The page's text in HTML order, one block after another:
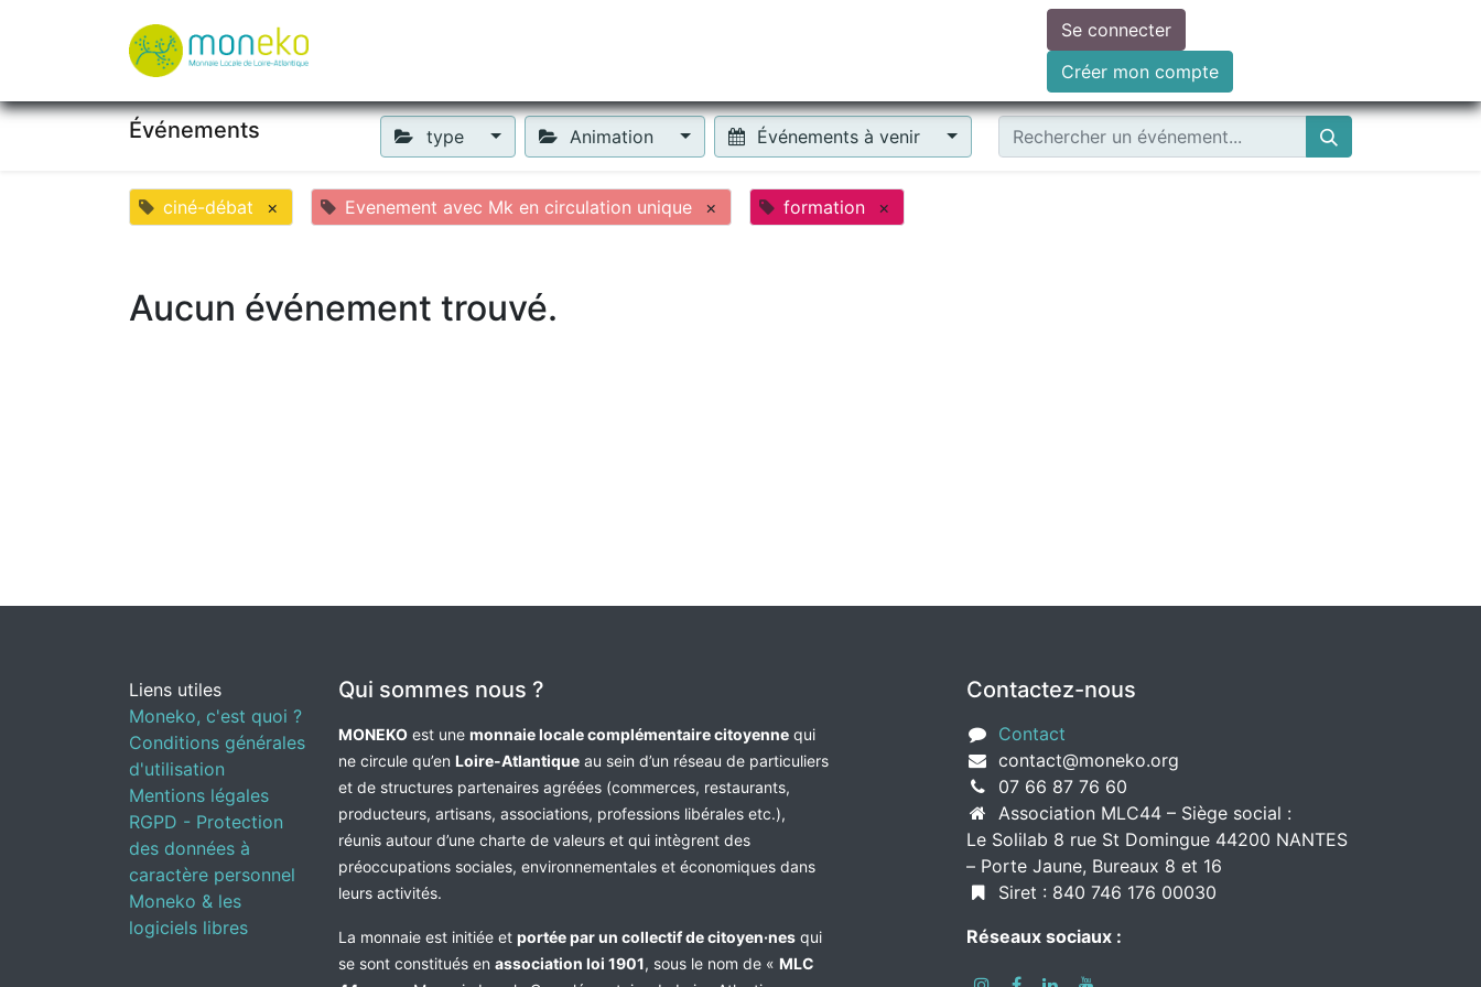
Faire un don
Se connecter
Créer mon compte
Événements type Animation Événements à venir
ciné-débat × Evenement avec Mk en circulation unique × formation ×
Aucun événement trouvé.
Liens utiles
Moneko, c'est quoi ?
Conditions générales
d'utilisation
Mentions légales
RGPD - Protection
des données à
caractère personnel
Moneko & les
logiciels libres
Qui sommes nous ?
MONEKO est une monnaie locale complémentaire citoyenne qui
ne circule qu’en Loire-Atlantique au sein d’un réseau de particuliers
et de structures partenaires agréées (commerces, restaurants,
producteurs, artisans, associations, professions libérales etc.),
réunis autour d’une charte de valeurs et qui intègrent des
préoccupations sociales, environnementales et économiques dans
leurs activités.
La monnaie est initiée et portée par un collectif de citoyen·nes qui
se sont constitués en association loi 1901, sous le nom de « MLC
Contactez-nous
Contact
contact@moneko.org
07 66 87 76 60
Association MLC44 – Siège social :
Le Solilab 8 rue St Domingue 44200 NANTES
– Porte Jaune, Bureaux 8 et 16
Siret : 840 746 176 00030
Réseaux sociaux :